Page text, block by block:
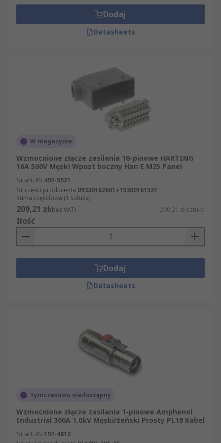
Dodaj
Datasheets
W magazynie
Wzmocnione złącze zasilania 16-pinowe HARTING
16A 500V Męski Wpust boczny Han E M25 Panel
Nr art. RS 492-5521
Nr części producenta 09330162601+19300161521
Suma częściowa (1 sztuka)
209,21 zł(bez VAT) 209,21 zł/sztuka
Ilość
Dodaj
Datasheets
Tymczasowo niedostępny
Wzmocnione złącze zasilania 1-pinowe Amphenol
Industrial 300A 1.0kV Męski/żeński Prosty PL18 Kabel
Nr art. RS 197-4812